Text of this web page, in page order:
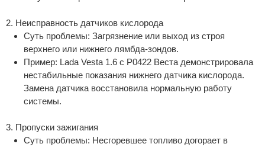
2. Неисправность датчиков кислорода
Суть проблемы: Загрязнение или выход из строя
верхнего или нижнего лямбда-зондов.
Пример: Lada Vesta 1.6 с P0422 Веста демонстрировала
нестабильные показания нижнего датчика кислорода.
Замена датчика восстановила нормальную работу
системы.
3. Пропуски зажигания
Суть проблемы: Несгоревшее топливо догорает в